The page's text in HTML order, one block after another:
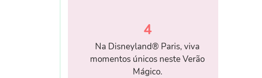
4
Na Disneyland® Paris, viva
momentos únicos neste Verão
Mágico.